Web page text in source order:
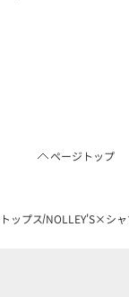
ページトップ
ップス NOLLEY'S×シ